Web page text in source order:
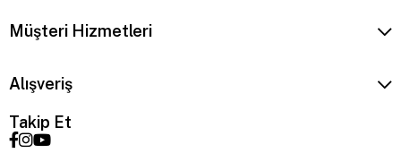
Müşteri Hizmetleri
Alışveriş
Takip Et